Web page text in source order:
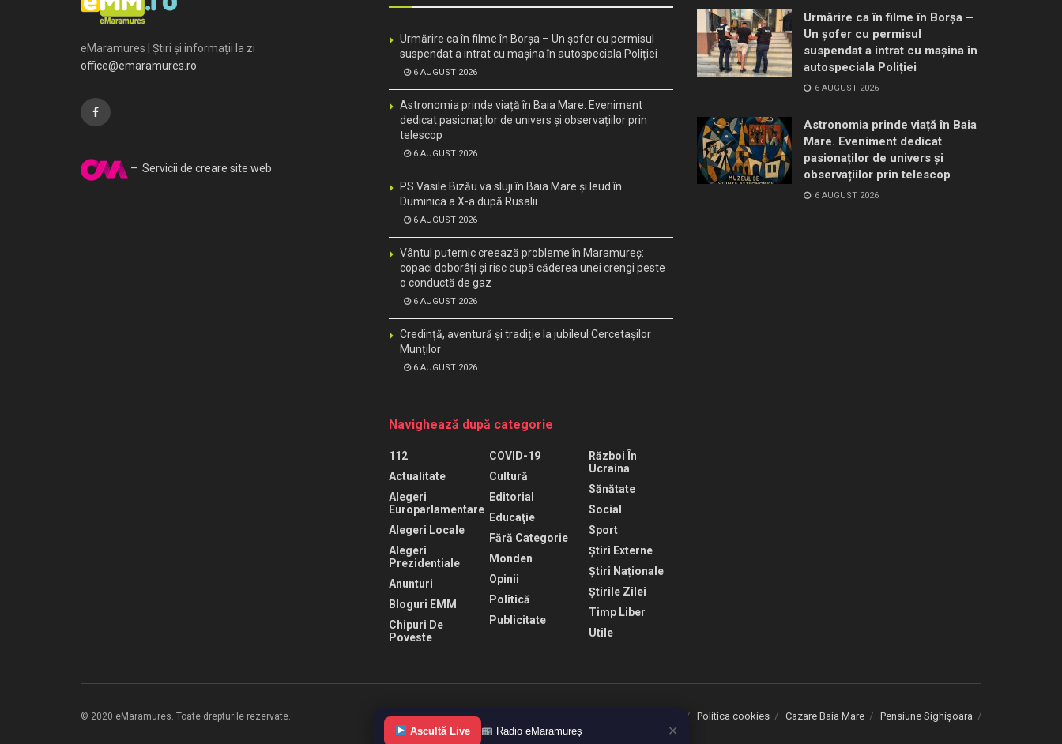
eMaramures | Știri și informații la zi
office@emaramures.ro
– Servicii de creare site web
Urmărire ca în filme în Borșa – Un șofer cu permisul
suspendat a intrat cu mașina în autospeciala Poliției
6 AUGUST 2026
Astronomia prinde viață în Baia Mare. Eveniment
dedicat pasionaților de univers și observațiilor prin
telescop
6 AUGUST 2026
PS Vasile Bizău va sluji în Baia Mare și Ieud în
Duminica a X-a după Rusalii
6 AUGUST 2026
Vântul puternic creează probleme în Maramureș:
copaci doborâți și risc după căderea unei crengi peste
o conductă de gaz
6 AUGUST 2026
Credință, aventură și tradiție la jubileul Cercetașilor
Munților
6 AUGUST 2026
Navighează după categorie
112
Actualitate
Alegeri
Europarlamentare
Alegeri Locale
Alegeri
Prezidentiale
Anunturi
Bloguri EMM
Chipuri De
Poveste
COVID-19
Cultură
Editorial
Educaţie
Fără Categorie
Monden
Opinii
Politică
Publicitate
Război În
Ucraina
Sănătate
Social
Sport
Știri Externe
Știri Naționale
Știrile Zilei
Timp Liber
Utile
Urmărire ca în filme în Borșa –
Un șofer cu permisul
suspendat a intrat cu mașina în
autospeciala Poliției
6 AUGUST 2026
Astronomia prinde viață în Baia
Mare. Eveniment dedicat
pasionaților de univers și
observațiilor prin telescop
6 AUGUST 2026
Termeni de folosire Politica cookies Cazare Baia Mare Pensiune Sighișoara
© 2020 eMaramures. Toate drepturile rezervate.
Ascultă Live Radio eMaramureș ✕